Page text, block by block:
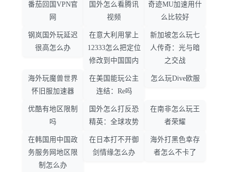
番茄回国VPN官
网
国外怎么看腾讯
视频
奇迹MU加速用什
么比较好
钢岚国外玩延迟
很高怎么办
在意大利用掌上
12333怎么把定位
修改到中国国内
新加坡怎么玩七
人传奇：光与暗
之交战
海外玩魔兽世界
怀旧服加速器
在美国能玩公主
连结：Re吗
怎么玩Dive欧服
优酷有地区限制
吗
国外怎么打反恐
精英：全球攻势
在南非怎么玩王
者荣耀
在韩国用中国政
务服务网地区限
制怎么办
在日本打不开御
剑情缘怎么办
海外打黑色幸存
者怎么不卡了